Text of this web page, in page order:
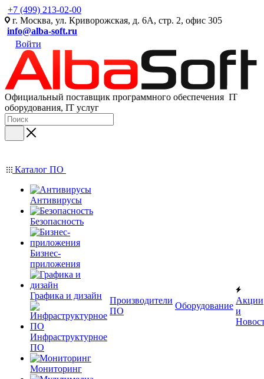
+7 (499) 213-02-00
г. Москва, ул. Криворожская, д. 6А, стр. 2, офис 305
info@alba-soft.ru
Войти
Официальный поставщик программного обеспечения IT
оборудования, IT услуг
Каталог ПО
Антивирусы
Безопасность
Бизнес-
приложения
Графика и дизайн
Инфраструктурное
ПО
Мониторинг
Производители
ПО
Оборудование
Акции
и